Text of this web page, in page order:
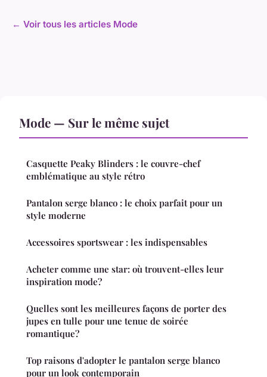
← Voir tous les articles Mode
Mode — Sur le même sujet
Casquette Peaky Blinders : le couvre-chef
emblématique au style rétro
Pantalon serge blanco : le choix parfait pour un
style moderne
Accessoires sportswear : les indispensables
Acheter comme une star: où trouvent-elles leur
inspiration mode?
Quelles sont les meilleures façons de porter des
jupes en tulle pour une tenue de soirée
romantique?
Top raisons d'adopter le pantalon serge blanco
pour un look contemporain